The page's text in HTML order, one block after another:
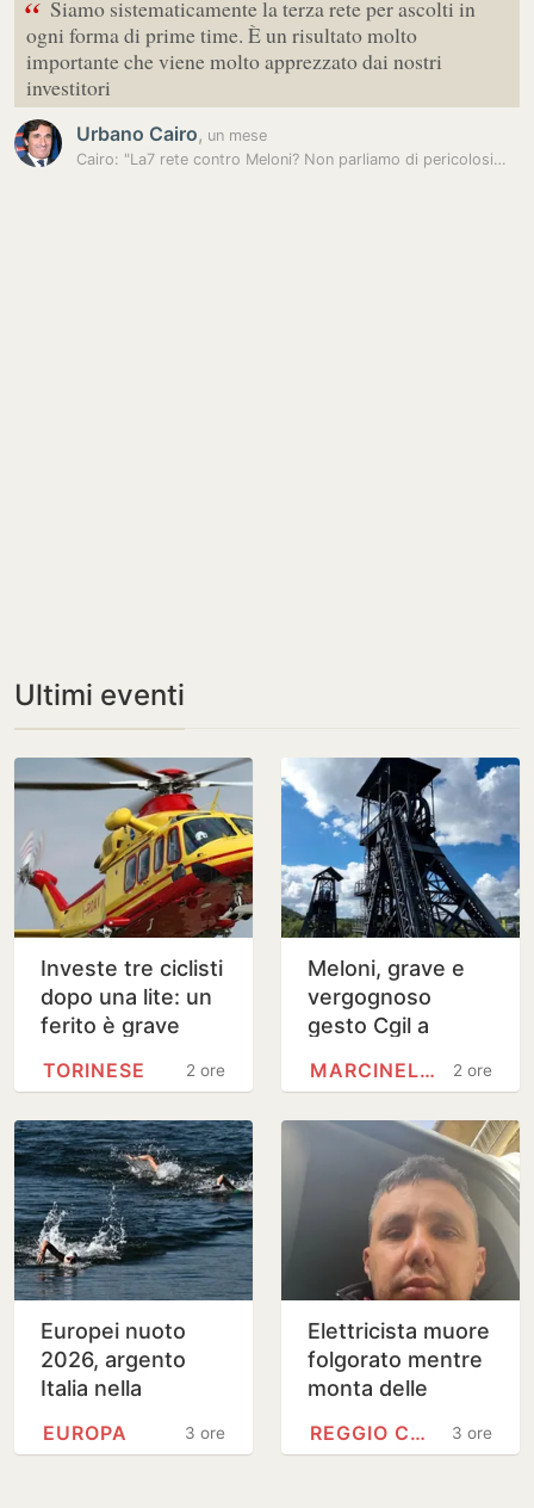
“ Siamo sistematicamente la terza rete per ascolti in
ogni forma di prime time. È un risultato molto
importante che viene molto apprezzato dai nostri
investitori
Urbano Cairo, un mese
Cairo: "La7 rete contro Meloni? Non parliamo di pericolosi…
Ultimi eventi
Investe tre ciclisti
dopo una lite: un
ferito è grave
2 ore
TORINESE
Meloni, grave e
vergognoso
gesto Cgil a
Marcinelle
2 ore
MARCINELLE
Europei nuoto
2026, argento
Italia nella
acque libere
3 ore
EUROPA
Elettricista muore
folgorato mentre
monta delle
Reggino
3 ore
REGGIO CALABRIA